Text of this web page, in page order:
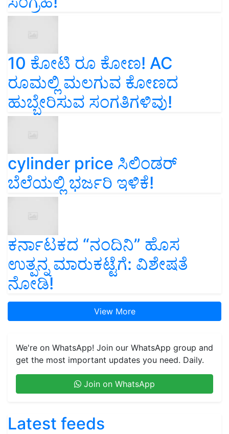
10 ಕೋಟಿ ರೂ ಕೋಣ! AC
ರೂಮಲ್ಲಿ ಮಲಗುವ ಕೋಣದ
ಹುಬ್ಬೇರಿಸುವ ಸಂಗತಿಗಳಿವು!
cylinder price ಸಿಲಿಂಡರ್‌
ಬೆಲೆಯಲ್ಲಿ ಭರ್ಜರಿ ಇಳಿಕೆ!
ಕರ್ನಾಟಕದ “ನಂದಿನಿ” ಹೊಸ
ಉತ್ಪನ್ನ ಮಾರುಕಟ್ಟೆಗೆ: ವಿಶೇಷತೆ
ನೋಡಿ!
get the most important updates you need. Daily.
ಯಶೋಗಾಥೆ